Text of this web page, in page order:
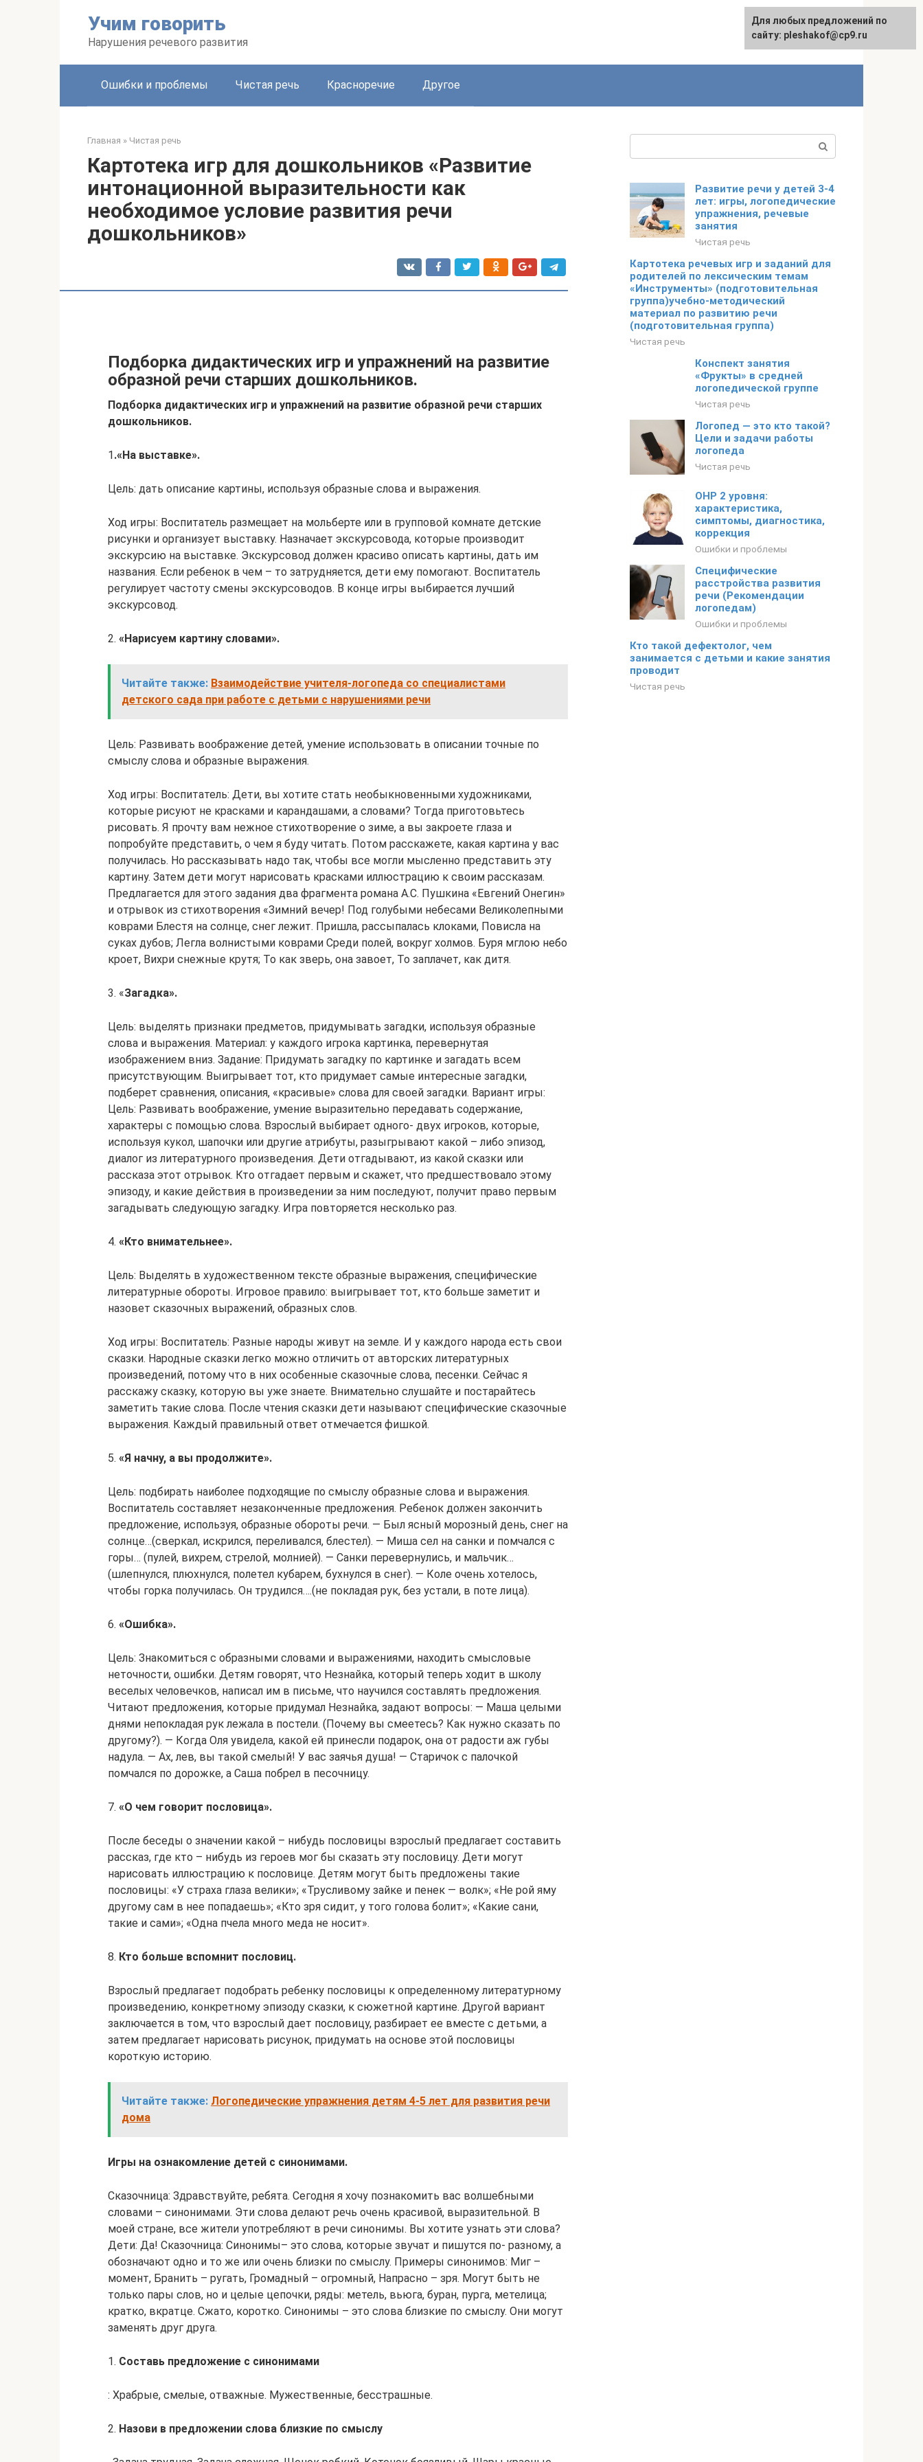
Учим говорить
Нарушения речевого развития
Ошибки и проблемы Чистая речь Красноречие Другое
Главная » Чистая речь
Картотека игр для дошкольников «Развитие
интонационной выразительности как
необходимое условие развития речи
дошкольников»
Подборка дидактических игр и упражнений на развитие
образной речи старших дошкольников.
Подборка дидактических игр и упражнений на развитие образной речи старших
дошкольников.
1.«На выставке».
Цель: дать описание картины, используя образные слова и выражения.
Ход игры: Воспитатель размещает на мольберте или в групповой комнате детские
рисунки и организует выставку. Назначает экскурсовода, которые производит
экскурсию на выставке. Экскурсовод должен красиво описать картины, дать им
названия. Если ребенок в чем – то затрудняется, дети ему помогают. Воспитатель
регулирует частоту смены экскурсоводов. В конце игры выбирается лучший
экскурсовод.
2. «Нарисуем картину словами».
Читайте также: Взаимодействие учителя-логопеда со специалистами
детского сада при работе с детьми с нарушениями речи
Цель: Развивать воображение детей, умение использовать в описании точные по
смыслу слова и образные выражения.
Ход игры: Воспитатель: Дети, вы хотите стать необыкновенными художниками,
которые рисуют не красками и карандашами, а словами? Тогда приготовьтесь
рисовать. Я прочту вам нежное стихотворение о зиме, а вы закроете глаза и
попробуйте представить, о чем я буду читать. Потом расскажете, какая картина у вас
получилась. Но рассказывать надо так, чтобы все могли мысленно представить эту
картину. Затем дети могут нарисовать красками иллюстрацию к своим рассказам.
Предлагается для этого задания два фрагмента романа А.С. Пушкина «Евгений Онегин»
и отрывок из стихотворения «Зимний вечер! Под голубыми небесами Великолепными
коврами Блестя на солнце, снег лежит. Пришла, рассыпалась клоками, Повисла на
суках дубов; Легла волнистыми коврами Среди полей, вокруг холмов. Буря мглою небо
кроет, Вихри снежные крутя; То как зверь, она завоет, То заплачет, как дитя.
3. «Загадка».
Цель: выделять признаки предметов, придумывать загадки, используя образные
слова и выражения. Материал: у каждого игрока картинка, перевернутая
изображением вниз. Задание: Придумать загадку по картинке и загадать всем
присутствующим. Выигрывает тот, кто придумает самые интересные загадки,
подберет сравнения, описания, «красивые» слова для своей загадки. Вариант игры:
Цель: Развивать воображение, умение выразительно передавать содержание,
характеры с помощью слова. Взрослый выбирает одного- двух игроков, которые,
используя кукол, шапочки или другие атрибуты, разыгрывают какой – либо эпизод,
диалог из литературного произведения. Дети отгадывают, из какой сказки или
рассказа этот отрывок. Кто отгадает первым и скажет, что предшествовало этому
эпизоду, и какие действия в произведении за ним последуют, получит право первым
загадывать следующую загадку. Игра повторяется несколько раз.
4. «Кто внимательнее».
Цель: Выделять в художественном тексте образные выражения, специфические
литературные обороты. Игровое правило: выигрывает тот, кто больше заметит и
назовет сказочных выражений, образных слов.
Ход игры: Воспитатель: Разные народы живут на земле. И у каждого народа есть свои
сказки. Народные сказки легко можно отличить от авторских литературных
произведений, потому что в них особенные сказочные слова, песенки. Сейчас я
расскажу сказку, которую вы уже знаете. Внимательно слушайте и постарайтесь
заметить такие слова. После чтения сказки дети называют специфические сказочные
выражения. Каждый правильный ответ отмечается фишкой.
5. «Я начну, а вы продолжите».
Цель: подбирать наиболее подходящие по смыслу образные слова и выражения.
Воспитатель составляет незаконченные предложения. Ребенок должен закончить
предложение, используя, образные обороты речи. — Был ясный морозный день, снег на
солнце…(сверкал, искрился, переливался, блестел). — Миша сел на санки и помчался с
горы… (пулей, вихрем, стрелой, молнией). — Санки перевернулись, и мальчик…
(шлепнулся, плюхнулся, полетел кубарем, бухнулся в снег). — Коле очень хотелось,
чтобы горка получилась. Он трудился….(не покладая рук, без устали, в поте лица).
6. «Ошибка».
Цель: Знакомиться с образными словами и выражениями, находить смысловые
неточности, ошибки. Детям говорят, что Незнайка, который теперь ходит в школу
веселых человечков, написал им в письме, что научился составлять предложения.
Читают предложения, которые придумал Незнайка, задают вопросы: — Маша целыми
днями непокладая рук лежала в постели. (Почему вы смеетесь? Как нужно сказать по
другому?). — Когда Оля увидела, какой ей принесли подарок, она от радости аж губы
надула. — Ах, лев, вы такой смелый! У вас заячья душа! — Старичок с палочкой
помчался по дорожке, а Саша побрел в песочницу.
7. «О чем говорит пословица».
После беседы о значении какой – нибудь пословицы взрослый предлагает составить
рассказ, где кто – нибудь из героев мог бы сказать эту пословицу. Дети могут
нарисовать иллюстрацию к пословице. Детям могут быть предложены такие
пословицы: «У страха глаза велики»; «Трусливому зайке и пенек — волк»; «Не рой яму
другому сам в нее попадаешь»; «Кто зря сидит, у того голова болит»; «Какие сани,
такие и сами»; «Одна пчела много меда не носит».
8. Кто больше вспомнит пословиц.
Взрослый предлагает подобрать ребенку пословицы к определенному литературному
произведению, конкретному эпизоду сказки, к сюжетной картине. Другой вариант
заключается в том, что взрослый дает пословицу, разбирает ее вместе с детьми, а
затем предлагает нарисовать рисунок, придумать на основе этой пословицы
короткую историю.
Читайте также: Логопедические упражнения детям 4-5 лет для развития речи
дома
Игры на ознакомление детей с синонимами.
Сказочница: Здравствуйте, ребята. Сегодня я хочу познакомить вас волшебными
словами – синонимами. Эти слова делают речь очень красивой, выразительной. В
моей стране, все жители употребляют в речи синонимы. Вы хотите узнать эти слова?
Дети: Да! Сказочница: Синонимы– это слова, которые звучат и пишутся по- разному, а
обозначают одно и то же или очень близки по смыслу. Примеры синонимов: Миг –
момент, Бранить – ругать, Громадный – огромный, Напрасно – зря. Могут быть не
только пары слов, но и целые цепочки, ряды: метель, вьюга, буран, пурга, метелица;
кратко, вкратце. Сжато, коротко. Синонимы – это слова близкие по смыслу. Они могут
заменять друг друга.
1. Составь предложение с синонимами
: Храбрые, смелые, отважные. Мужественные, бесстрашные.
2. Назови в предложении слова близкие по смыслу
Развитие речи у детей 3-4
лет: игры, логопедические
упражнения, речевые
занятия
Чистая речь
Картотека речевых игр и заданий для
родителей по лексическим темам
«Инструменты» (подготовительная
группа)учебно-методический
материал по развитию речи
(подготовительная группа)
Чистая речь
Конспект занятия
«Фрукты» в средней
логопедической группе
Чистая речь
Логопед — это кто такой?
Цели и задачи работы
логопеда
Чистая речь
ОНР 2 уровня:
характеристика,
симптомы, диагностика,
коррекция
Ошибки и проблемы
Специфические
расстройства развития
речи (Рекомендации
логопедам)
Ошибки и проблемы
Кто такой дефектолог, чем
занимается с детьми и какие занятия
проводит
Чистая речь
Для любых предложений по
сайту: pleshakof@cp9.ru